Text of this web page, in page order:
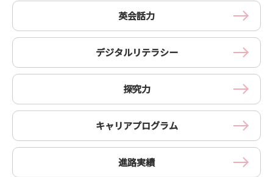
英会話力
デジタルリテラシー
探究力
キャリアプログラム
進路実績